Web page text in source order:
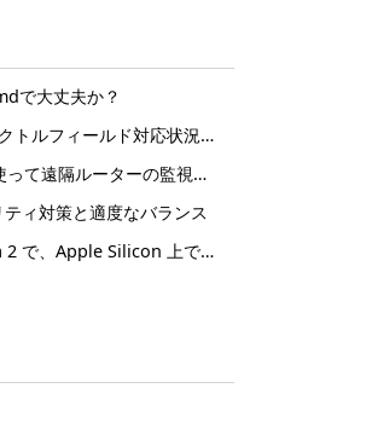
で大丈夫か？
定番RDBMSのベクトルフィールド対応状況 2025
Raspberry Piを使って遠隔ルーターの監視装置を作ってみた。
ィ対策と適度なバランス
Coima + Rosetta 2 で、Apple Silicon 上で x86_64 の Docker イメージをビルドする (Docker desktop やめる)